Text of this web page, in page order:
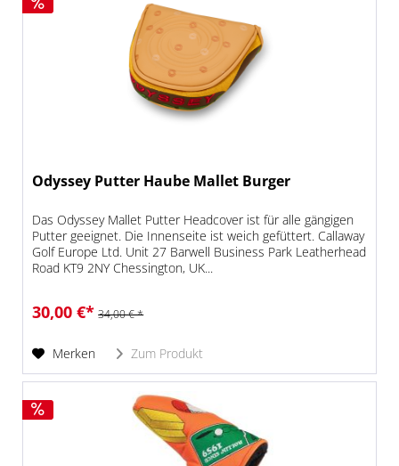
Odyssey Putter Haube Mallet Burger
Das Odyssey Mallet Putter Headcover ist für alle gängigen
Putter geeignet. Die Innenseite ist weich gefüttert. Callaway
Golf Europe Ltd. Unit 27 Barwell Business Park Leatherhead
Road KT9 2NY Chessington, UK...
30,00 €* 34,00 € *
Merken Zum Produkt